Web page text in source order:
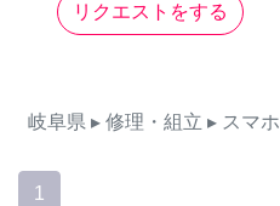
リクエストをする
岐阜県 ▸ 修理・組立 ▸ スマホ
1